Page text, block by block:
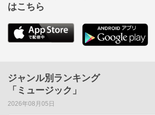
はこちら
ジャンル別ランキング
「ミュージック」
2026年08月05日